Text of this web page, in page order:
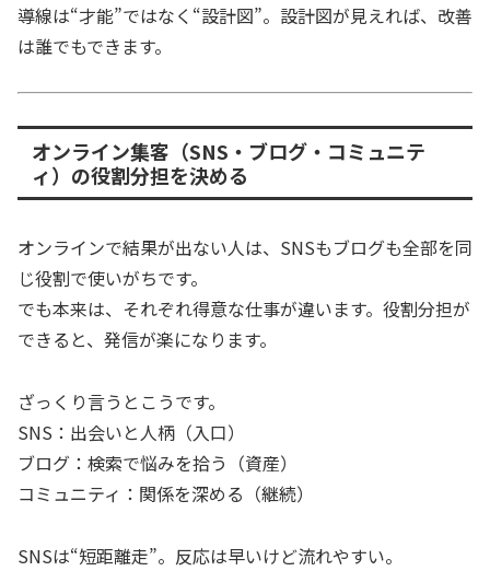
導線は“才能”ではなく“設計図”。設計図が見えれば、改善
は誰でもできます。
オンライン集客（SNS・ブログ・コミュニテ
ィ）の役割分担を決める
オンラインで結果が出ない人は、SNSもブログも全部を同
じ役割で使いがちです。
でも本来は、それぞれ得意な仕事が違います。役割分担が
できると、発信が楽になります。
ざっくり言うとこうです。
SNS：出会いと人柄（入口）
ブログ：検索で悩みを拾う（資産）
コミュニティ：関係を深める（継続）
SNSは“短距離走”。反応は早いけど流れやすい。